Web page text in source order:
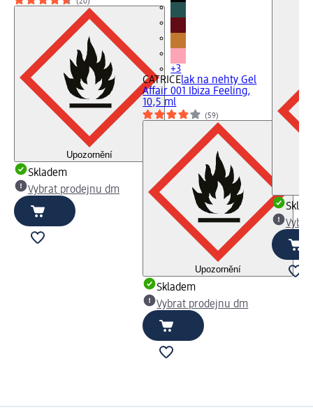
Upozornění
Skladem
Vybrat prodejnu dm
+3
CATRICElak na nehty Gel
Affair 001 Ibiza Feeling,
10,5 ml
(59)
Upozornění
Skladem
Vybrat prodejnu dm